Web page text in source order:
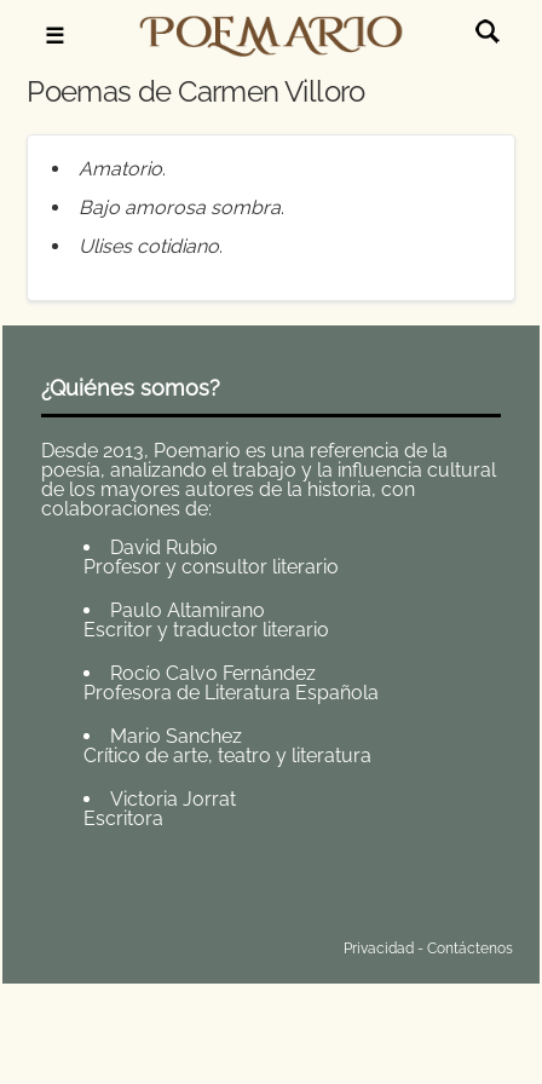
☰
Poemas de Carmen Villoro
Amatorio.
Bajo amorosa sombra.
Ulises cotidiano.
¿Quiénes somos?
Desde 2013, Poemario es una referencia de la
poesía, analizando el trabajo y la influencia cultural
de los mayores autores de la historia, con
colaboraciones de:
David Rubio
Profesor y consultor literario
Paulo Altamirano
Escritor y traductor literario
Rocío Calvo Fernández
Profesora de Literatura Española
Mario Sanchez
Crítico de arte, teatro y literatura
Victoria Jorrat
Escritora
Privacidad- Contáctenos